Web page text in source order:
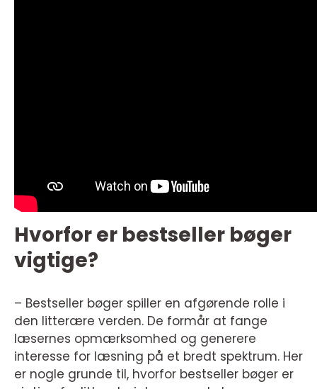
Hvorfor er bestseller bøger
vigtige?
– Bestseller bøger spiller en afgørende rolle i
den litterære verden. De formår at fange
læsernes opmærksomhed og generere
interesse for læsning på et bredt spektrum. Her
er nogle grunde til, hvorfor bestseller bøger er